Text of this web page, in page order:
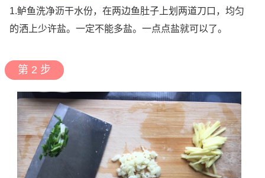
1.鲈鱼洗净沥干水份，在两边鱼肚子上划两道刀口，均匀
的洒上少许盐。一定不能多盐。一点点盐就可以了。
第 2 步